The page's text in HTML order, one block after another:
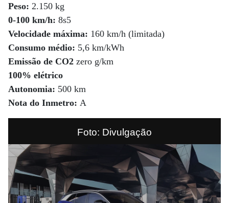
Peso: 2.150 kg
0-100 km/h: 8s5
Velocidade máxima: 160 km/h (limitada)
Consumo médio: 5,6 km/kWh
Emissão de CO2 zero g/km
100% elétrico
Autonomia: 500 km
Nota do Inmetro: A
Foto: Divulgação